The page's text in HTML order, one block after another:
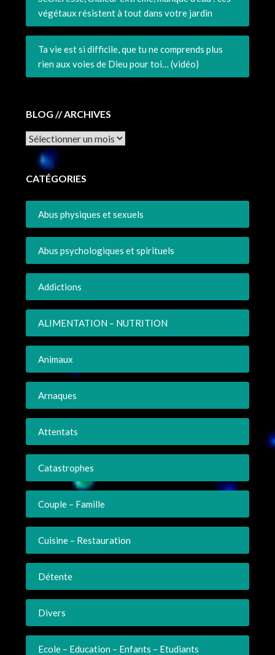
végétaux résistent à tout dans votre jardin
Ta vie est si difficile, que tu ne comprends plus
rien aux voies de Dieu pour toi… (vidéo)
BLOG // ARCHIVES
Archives
CATÉGORIES
Abus physiques et sexuels
Abus psychologiques et spirituels
Addictions
ALIMENTATION – NUTRITION
Animaux
Arnaques
Attentats
Catastrophes
Couple – Famille
Cuisine – Restauration
Détente
Divers
Ecole – Education – Enfants – Etudiants